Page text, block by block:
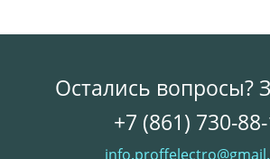
Остались вопросы?
+7 (861) 730-